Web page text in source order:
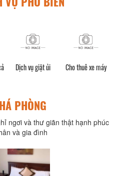
Dịch vụ giặt ủi Cho thuê xe máy
PHÒNG
ngơi và thư giãn thật hạnh phúc
và gia đình